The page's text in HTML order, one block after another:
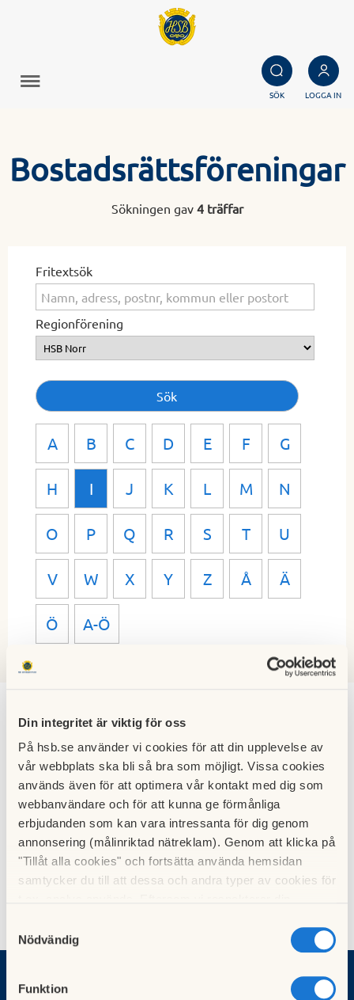
Din integritet är viktig för oss
På hsb.se använder vi cookies för att din upplevelse av
vår webbplats ska bli så bra som möjligt. Vissa cookies
används även för att optimera vår kontakt med dig som
webbanvändare och för att kunna ge förmånliga
erbjudanden som kan vara intressanta för dig genom
annonsering (målinriktad nätreklam). Genom att klicka på
"Tillåt alla cookies" och fortsätta använda hemsidan
samtycker du till att dessa och andra typer av cookies för
cookies och välja att endast tillåta ett urval.
Nödvändig
Funktion
SÖK LOGGA IN
Bostadsrättsföreningar
Sökningen gav 4 träffar
Fritextsök
Regionförening
A B C D E F G
H I J K L M N
O P Q R S T U
V W X Y Z Å Ä
Ö A-Ö
Ibisen, Luleå
Illern, Luleå
Ingenjören, Umeåvägen 4, 911 32 Vännäs
Irrblosset, Älvans väg 51-99, 907 50 Umeå
Vad vill du göra?